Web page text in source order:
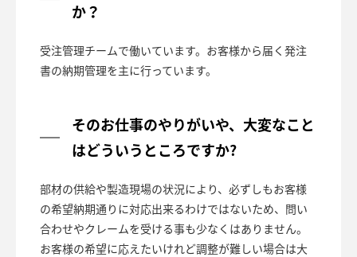
か？
受注管理チームで働いています。お客様から届く発注
書の納期管理を主に行っています。
そのお仕事のやりがいや、大変なこと
はどういうところですか?
部材の供給や製造現場の状況により、必ずしもお客様
の希望納期通りに対応出来るわけではないため、問い
合わせやクレームを受ける事も少なくはありません。
お客様の希望に応えたいけれど調整が難しい場合は大